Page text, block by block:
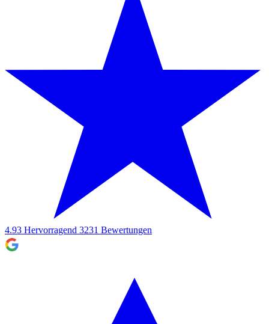
4.93 Hervorragend 3231 Bewertungen